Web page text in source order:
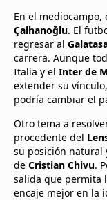
En el mediocampo,
Çalhanoğlu. El
regresar al
carrera. Aunque
Italia y el Inter de
extender su
podría cambiar el
Otro tema a
procedente del
su posición natural
de Cristian Chivu.
salida que permita
encaje mejor en la